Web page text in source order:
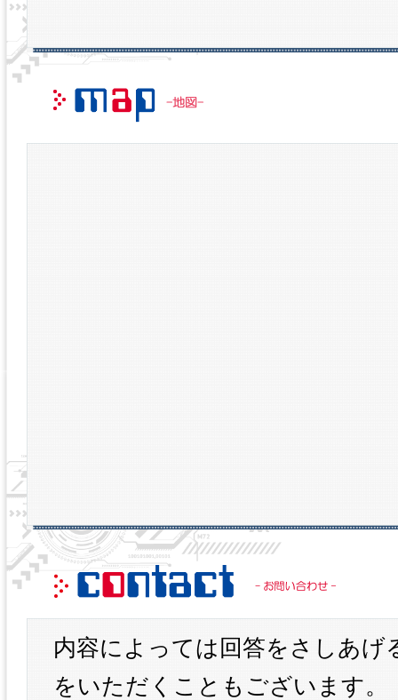
内容によっては回答をさしあげ
をいただくこともございます。